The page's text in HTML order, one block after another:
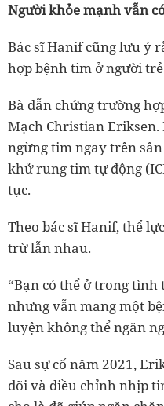
Người khỏe mạnh vẫn
Bác sĩ Hanif cũng lưu ý
hợp bệnh tim ở người
Bà dẫn chứng trường
Mạch Christian
ngừng tim ngay trên
khử rung tim tự động
tục.
Theo bác sĩ Hanif, thể
trừ lẫn nhau.
“Bạn có thể ở trong
nhưng vẫn mang một
luyện không thể ngăn
Sau sự cố năm 2021,
dõi và điều chỉnh nhịp